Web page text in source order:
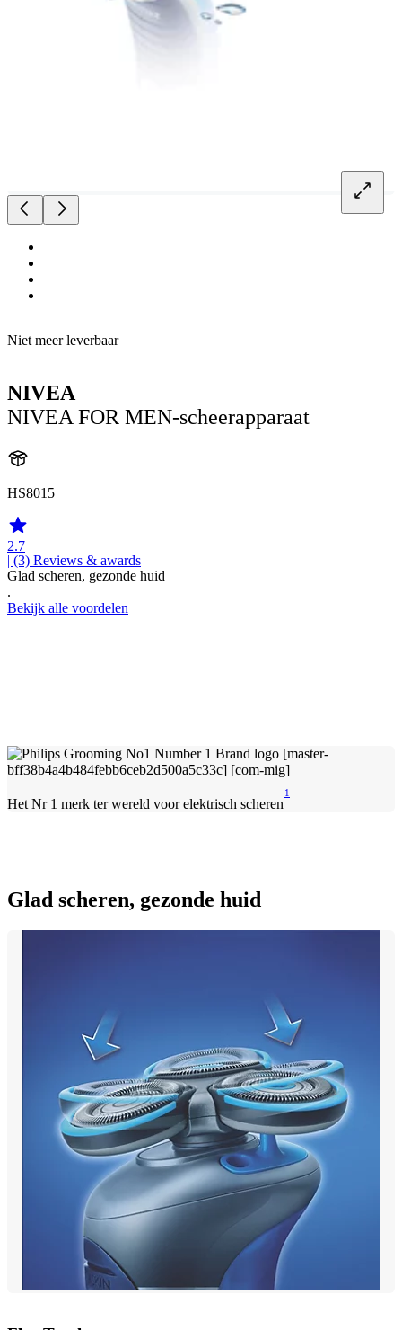
Niet meer leverbaar
NIVEA
NIVEA FOR MEN-scheerapparaat
HS8015
2.7
| (3) Reviews & awards
Glad scheren, gezonde huid
.
Bekijk alle voordelen
Het Nr 1 merk ter wereld voor elektrisch scheren
1
Glad scheren, gezonde huid